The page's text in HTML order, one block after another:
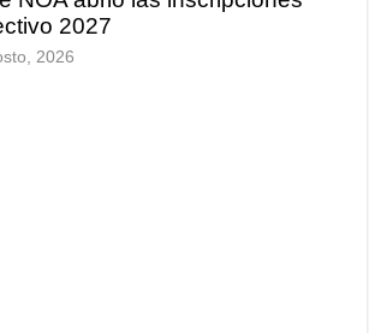
2027
2026